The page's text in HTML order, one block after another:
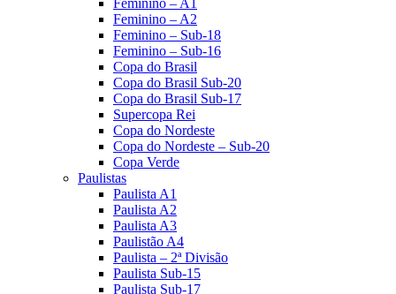
Feminino – A2
Feminino – Sub-18
Feminino – Sub-16
Copa do Brasil
Copa do Brasil Sub-20
Copa do Brasil Sub-17
Supercopa Rei
Copa do Nordeste
Copa do Nordeste – Sub-20
Copa Verde
Paulistas
Paulista A1
Paulista A2
Paulista A3
Paulistão A4
Paulista – 2ª Divisão
Paulista Sub-15
Paulista Sub-17